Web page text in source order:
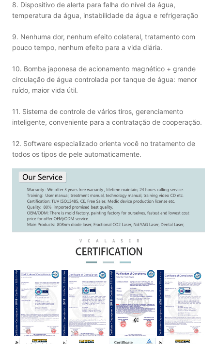
8. Dispositivo de alerta para falha do nível da água,
temperatura da água, instabilidade da água e refrigeração
9. Nenhuma dor, nenhum efeito colateral, tratamento com
pouco tempo, nenhum efeito para a vida diária.
10. Bomba japonesa de acionamento magnético + grande
circulação de água controlada por tanque de água: menor
ruído, maior vida útil.
11. Sistema de controle de vários tiros, gerenciamento
inteligente, conveniente para a contratação de cooperação.
12. Software especializado orienta você no tratamento de
todos os tipos de pele automaticamente.